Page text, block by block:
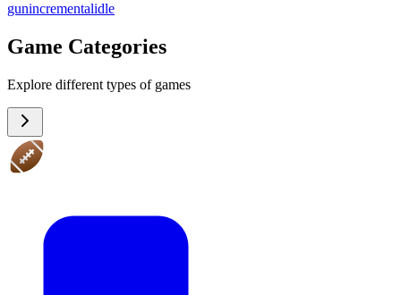
gunincrementalidle
Game Categories
Explore different types of games